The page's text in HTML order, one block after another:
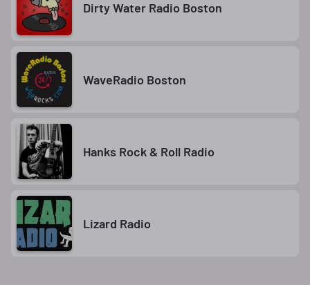
Dirty Water Radio Boston
WaveRadio Boston
Hanks Rock & Roll Radio
Lizard Radio